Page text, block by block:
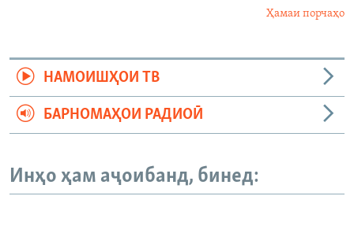
Ҳамаи порчаҳо
НАМОИШҲОИ ТВ
БАРНОМАҲОИ РАДИОӢ
Инҳо ҳам аҷоибанд, бинед: